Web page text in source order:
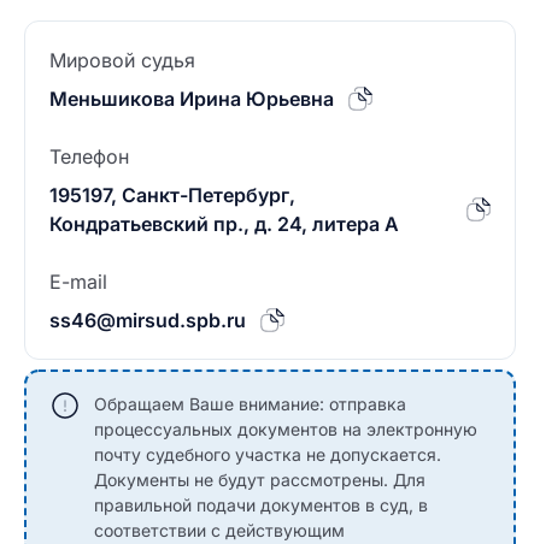
Мировой судья
Меньшикова Ирина Юрьевна
Телефон
195197, Санкт-Петербург,
Кондратьевский пр., д. 24, литера А
E-mail
ss46@mirsud.spb.ru
Обращаем Ваше внимание: отправка
процессуальных документов на электронную
почту судебного участка не допускается.
Документы не будут рассмотрены. Для
правильной подачи документов в суд, в
соответствии с действующим